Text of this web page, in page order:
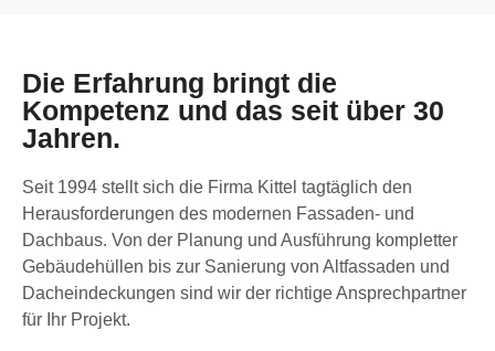
Die Erfahrung bringt die
Kompetenz und das seit über 30
Jahren.
Seit 1994 stellt sich die Firma Kittel tagtäglich den
Herausforderungen des modernen Fassaden- und
Dachbaus. Von der Planung und Ausführung kompletter
Gebäudehüllen bis zur Sanierung von Altfassaden und
Dacheindeckungen sind wir der richtige Ansprechpartner
für Ihr Projekt.